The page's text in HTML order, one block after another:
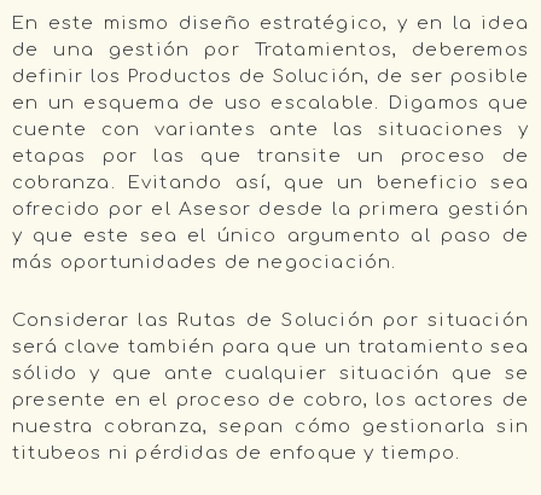
En este mismo diseño estratégico, y en la idea
de una gestión por Tratamientos, deberemos
definir los Productos de Solución, de ser posible
en un esquema de uso escalable. Digamos que
cuente con variantes ante las situaciones y
etapas por las que transite un proceso de
cobranza. Evitando así, que un beneficio sea
ofrecido por el Asesor desde la primera gestión
y que este sea el único argumento al paso de
más oportunidades de negociación.
Considerar las Rutas de Solución por situación
será clave también para que un tratamiento sea
sólido y que ante cualquier situación que se
presente en el proceso de cobro, los actores de
nuestra cobranza, sepan cómo gestionarla sin
titubeos ni pérdidas de enfoque y tiempo.